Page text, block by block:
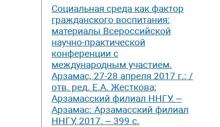
Социальная среда как фактор
гражданского воспитания:
материалы Всероссийской
научно-практической
конференции с
международным участием.
Арзамас, 27-28 апреля 2017 г.: /
отв. ред. Е.А. Жесткова;
Арзамасский филиал ННГУ. –
Арзамас: Арзамасский филиал
ННГУ, 2017. – 399 с.